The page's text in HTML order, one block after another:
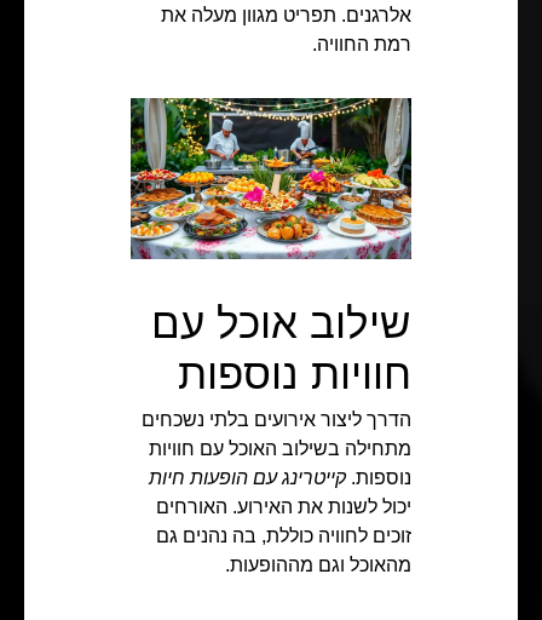
אלרגנים. תפריט מגוון מעלה את
רמת החוויה.
שילוב אוכל עם
חוויות נוספות
הדרך ליצור אירועים בלתי נשכחים
מתחילה בשילוב האוכל עם חוויות
נוספות.קייטרינג עם הופעות חיות
יכול לשנות את האירוע. האורחים
זוכים לחוויה כוללת, בה נהנים גם
מהאוכל וגם מההופעות.